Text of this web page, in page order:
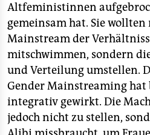
Altfeministinnen
gemeinsam hat. Sie
Mainstream der
mitschwimmen, sondern
und Verteilung umstellen.
Gender Mainstreaming
integrativ gewirkt. Die
jedoch nicht zu stellen,